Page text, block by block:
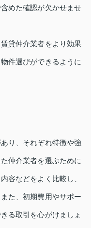
めた確認が欠かせませ
貸仲介業者をより効果
件選びができるように
り、それぞれ特徴や強
仲介業者を選ぶために
容などをよく比較し、
た、初期費用やサポー
る取引を心がけましょ